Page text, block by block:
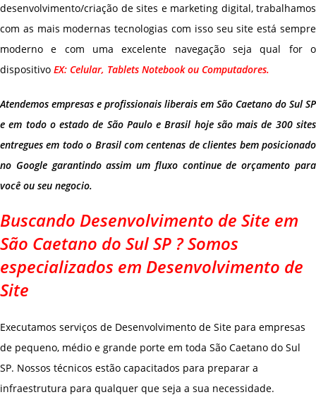
desenvolvimento/criação de sites e marketing digital, trabalhamos
com as mais modernas tecnologias com isso seu site está sempre
moderno e com uma excelente navegação seja qual for o
dispositivo EX: Celular, Tablets Notebook ou Computadores.
Atendemos empresas e profissionais liberais em São Caetano do Sul SP
e em todo o estado de São Paulo e Brasil hoje são mais de 300 sites
entregues em todo o Brasil com centenas de clientes bem posicionado
no Google garantindo assim um fluxo continue de orçamento para
você ou seu negocio.
Buscando Desenvolvimento de Site em
São Caetano do Sul SP ? Somos
especializados em Desenvolvimento de
Site
Executamos serviços de Desenvolvimento de Site para empresas
de pequeno, médio e grande porte em toda São Caetano do Sul
SP. Nossos técnicos estão capacitados para preparar a
infraestrutura para qualquer que seja a sua necessidade.